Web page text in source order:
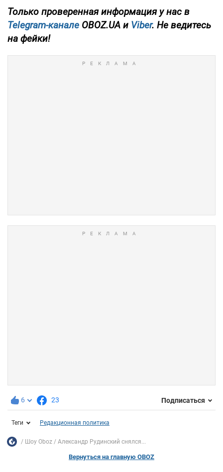
Только проверенная информация у нас в
Telegram-канале OBOZ.UA и Viber. Не ведитесь
на фейки!
6 23 Подписаться
Теги Редакционная политика
Шоу Oboz Александр Рудинский снялся...
Вернуться на главную OBOZ